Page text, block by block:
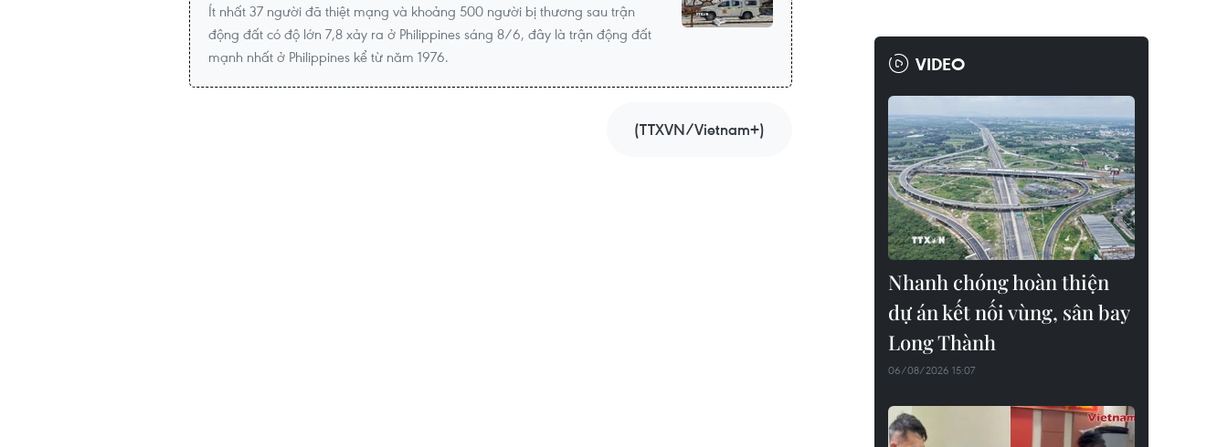
Ít nhất 37 người đã thiệt mạng và khoảng 500 người bị thương sau trận
động đất có độ lớn 7,8 xảy ra ở Philippines sáng 8/6, đây là trận động đất
mạnh nhất ở Philippines kể từ năm 1976.
(TTXVN/Vietnam+)
VIDEO
Nhanh chóng hoàn thiện
dự án kết nối vùng, sân bay
Long Thành
06/08/2026 15:07